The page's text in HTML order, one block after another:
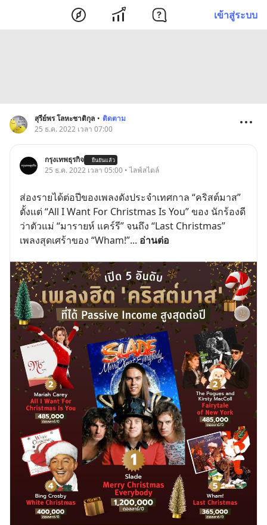
เข้าสู่ระบบ
สุรีย์พร โลหะชาติกุล • ติดตาม
25 ธ.ค. 2022 เวลา 07:00
กรุงเทพธุรกิจ ยืนยันแล้ว
25 ธ.ค. 2022 เวลา 05:00 • ไลฟ์สไตล์
ส่องรายได้ต่อปีของเพลงดังประจำเทศกาล “คริสต์มาส”
ตั้งแต่ “All I Want For Christmas Is You” ของ นักร้องดี
ว่าตัวแม่ “มารายห์ แคร์รี” จนถึง “Last Christmas”
เพลงสุดเศร้าของ “Wham!”... อ่านต่อ